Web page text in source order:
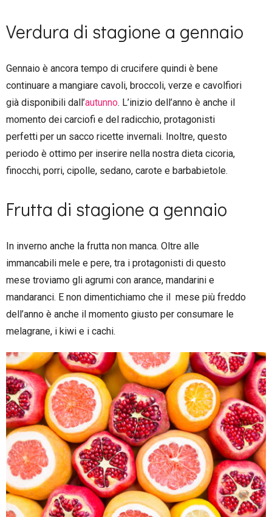
Verdura di stagione a gennaio
Gennaio è ancora tempo di crucifere quindi è bene
continuare a mangiare cavoli, broccoli, verze e cavolfiori
già disponibili dall’autunno. L’inizio dell’anno è anche il
momento dei carciofi e del radicchio, protagonisti
perfetti per un sacco ricette invernali. Inoltre, questo
periodo è ottimo per inserire nella nostra dieta cicoria,
finocchi, porri, cipolle, sedano, carote e barbabietole.
Frutta di stagione a gennaio
In inverno anche la frutta non manca. Oltre alle
immancabili mele e pere, tra i protagonisti di questo
mese troviamo gli agrumi con arance, mandarini e
mandaranci. E non dimentichiamo che il mese più freddo
dell’anno è anche il momento giusto per consumare le
melagrane, i kiwi e i cachi.